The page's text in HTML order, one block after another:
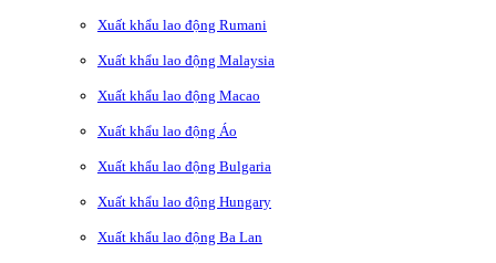
Xuất khẩu lao động Rumani
Xuất khẩu lao động Malaysia
Xuất khẩu lao động Macao
Xuất khẩu lao động Áo
Xuất khẩu lao động Bulgaria
Xuất khẩu lao động Hungary
Xuất khẩu lao động Ba Lan